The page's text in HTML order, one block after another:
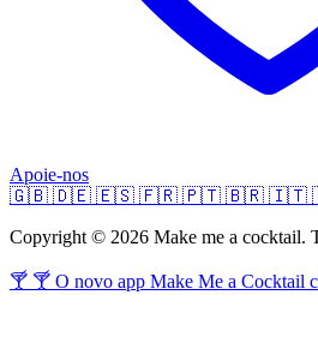
Apoie-nos
🇬🇧 🇩🇪 🇪🇸 🇫🇷 🇵🇹 🇧🇷 🇮🇹
Copyright © 2026 Make me a cocktail.
🍸 🍸 O novo app Make Me a Cocktail